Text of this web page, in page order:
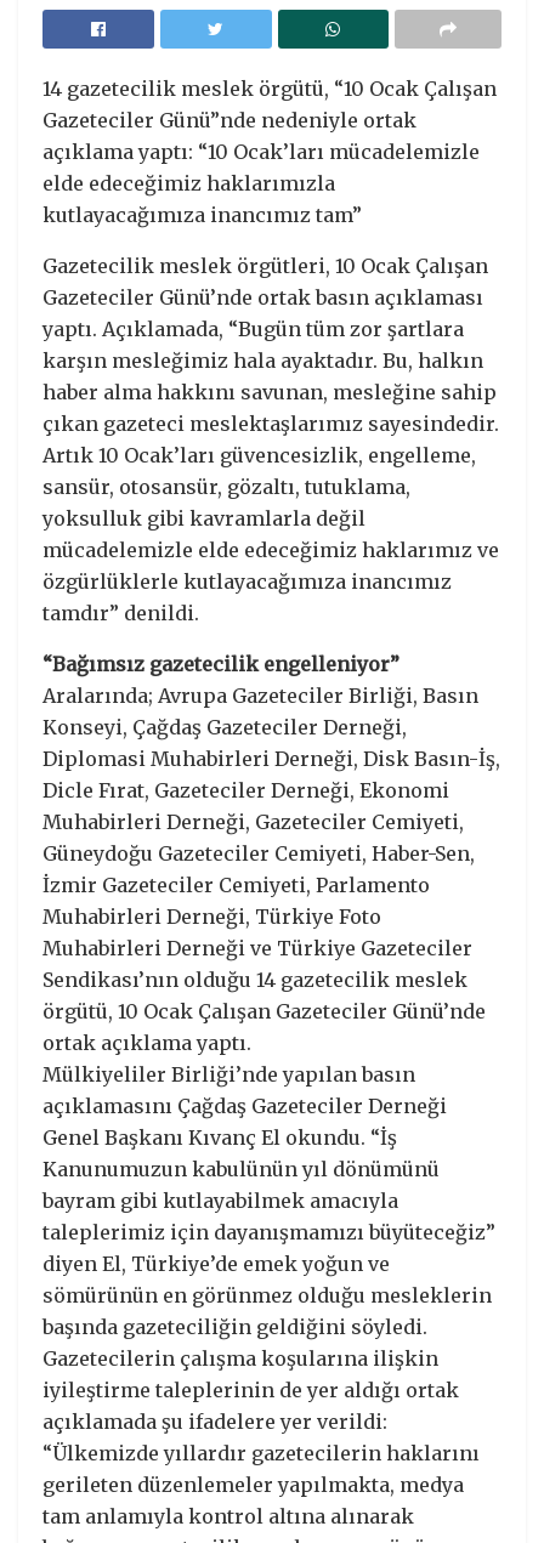
14 gazetecilik meslek örgütü, “10 Ocak Çalışan
Gazeteciler Günü”nde nedeniyle ortak
açıklama yaptı: “10 Ocak’ları mücadelemizle
elde edeceğimiz haklarımızla
kutlayacağımıza inancımız tam”
Gazetecilik meslek örgütleri, 10 Ocak Çalışan
Gazeteciler Günü’nde ortak basın açıklaması
yaptı. Açıklamada, “Bugün tüm zor şartlara
karşın mesleğimiz hala ayaktadır. Bu, halkın
haber alma hakkını savunan, mesleğine sahip
çıkan gazeteci meslektaşlarımız sayesindedir.
Artık 10 Ocak’ları güvencesizlik, engelleme,
sansür, otosansür, gözaltı, tutuklama,
yoksulluk gibi kavramlarla değil
mücadelemizle elde edeceğimiz haklarımız ve
özgürlüklerle kutlayacağımıza inancımız
tamdır” denildi.
“Bağımsız gazetecilik engelleniyor”
Aralarında; Avrupa Gazeteciler Birliği, Basın
Konseyi, Çağdaş Gazeteciler Derneği,
Diplomasi Muhabirleri Derneği, Disk Basın-İş,
Dicle Fırat, Gazeteciler Derneği, Ekonomi
Muhabirleri Derneği, Gazeteciler Cemiyeti,
Güneydoğu Gazeteciler Cemiyeti, Haber-Sen,
İzmir Gazeteciler Cemiyeti, Parlamento
Muhabirleri Derneği, Türkiye Foto
Muhabirleri Derneği ve Türkiye Gazeteciler
Sendikası’nın olduğu 14 gazetecilik meslek
örgütü, 10 Ocak Çalışan Gazeteciler Günü’nde
ortak açıklama yaptı.
Mülkiyeliler Birliği’nde yapılan basın
açıklamasını Çağdaş Gazeteciler Derneği
Genel Başkanı Kıvanç El okundu. “İş
Kanunumuzun kabulünün yıl dönümünü
bayram gibi kutlayabilmek amacıyla
taleplerimiz için dayanışmamızı büyüteceğiz”
diyen El, Türkiye’de emek yoğun ve
sömürünün en görünmez olduğu mesleklerin
başında gazeteciliğin geldiğini söyledi.
Gazetecilerin çalışma koşularına ilişkin
iyileştirme taleplerinin de yer aldığı ortak
açıklamada şu ifadelere yer verildi:
“Ülkemizde yıllardır gazetecilerin haklarını
gerileten düzenlemeler yapılmakta, medya
tam anlamıyla kontrol altına alınarak